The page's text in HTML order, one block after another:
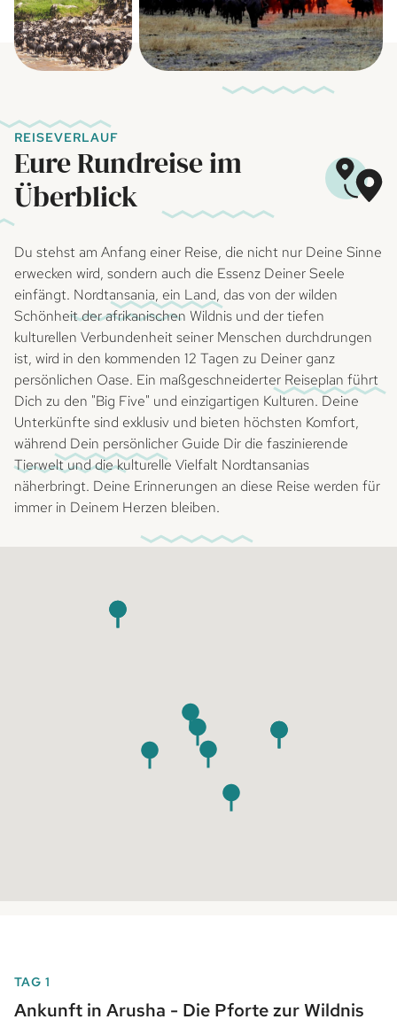
REISEVERLAUF
Eure Rundreise im
Überblick
Du stehst am Anfang einer Reise, die nicht nur Deine Sinne
erwecken wird, sondern auch die Essenz Deiner Seele
einfängt. Nordtansania, ein Land, das von der wilden
Schönheit der afrikanischen Wildnis und der tiefen
kulturellen Verbundenheit seiner Menschen durchdrungen
ist, wird in den kommenden 12 Tagen zu Deiner ganz
persönlichen Oase. Ein maßgeschneiderter Reiseplan führt
Dich zu den "Big Five" und einzigartigen Kulturen. Deine
Unterkünfte sind exklusiv und bieten höchsten Komfort,
während Dein persönlicher Guide Dir die faszinierende
Tierwelt und die kulturelle Vielfalt Nordtansanias
näherbringt. Deine Erinnerungen an diese Reise werden für
immer in Deinem Herzen bleiben.
TAG 1
Ankunft in Arusha - Die Pforte zur Wildnis